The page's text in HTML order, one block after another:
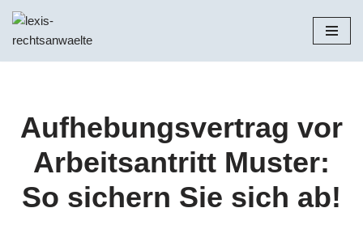
Zum
Inhalt
Aufhebungsvertrag vor
Arbeitsantritt Muster:
So sichern Sie sich ab!